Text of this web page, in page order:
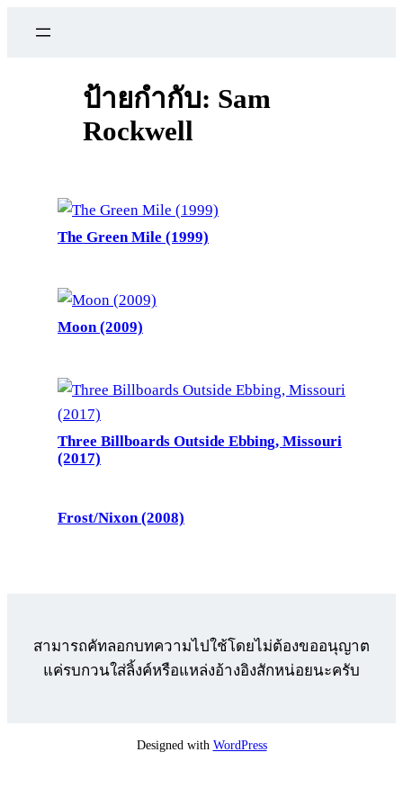
ป้ายกำกับ: Sam
Rockwell
The Green Mile (1999)
Moon (2009)
Three Billboards Outside Ebbing, Missouri
(2017)
Frost/Nixon (2008)
สามารถคัทลอกบทความไปใช้โดยไม่ต้องขออนุญาต
แค่รบกวนใส่ลิ้งค์หรือแหล่งอ้างอิงสักหน่อยนะครับ
Designed with WordPress